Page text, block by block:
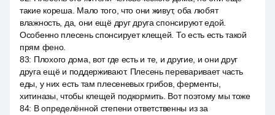
такие кореша. Мало того, что они живут, оба любят
влажность, да, они ещё друг друга спонсируют едой.
Особенно плесень спонсирует клещей. То есть есть такой
прям фено.
83: Плохого дома, вот где есть и те, и другие, и они друг
друга ещё и поддерживают. Плесень переваривает часть
еды, у них есть там плесеневых грибов, ферменты,
хитиназы, чтобы клещей подкормить. Вот поэтому мы тоже
84: В определённой степени ответственны из за